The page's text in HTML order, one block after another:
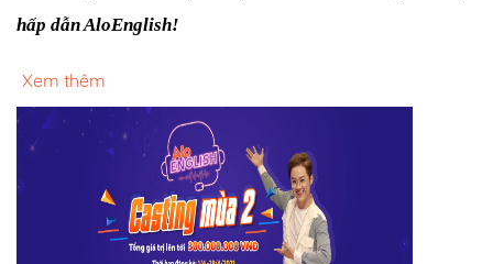
hấp dẫn AloEnglish!
Xem thêm